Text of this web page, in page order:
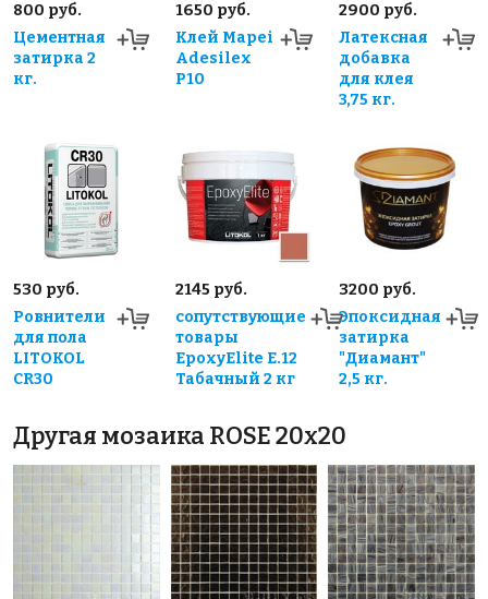
800 руб.
Цементная
затирка 2
кг.
1650 руб.
Клей Mapei
Adesilex
P10
2900 руб.
Латексная
добавка
для клея
3,75 кг.
530 руб.
Ровнители
для пола
LITOKOL
CR30
2145 руб.
сопутствующие
товары
EpoxyElite E.12
Табачный 2 кг
3200 руб.
Эпоксидная
затирка
"Диамант"
2,5 кг.
Другая мозаика ROSE 20x20